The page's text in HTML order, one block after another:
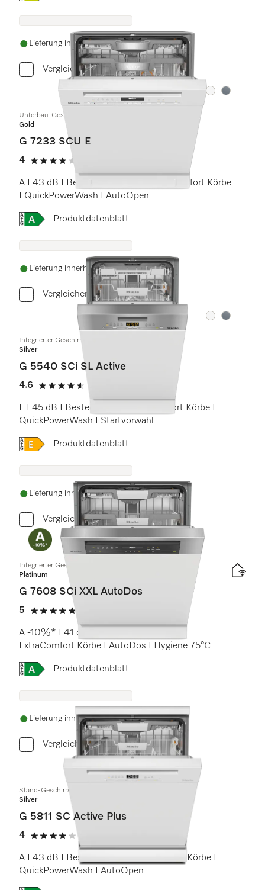
Lieferung innerhalb von 5-7 Werktagen
Vergleichen
Farbe:Farbe:
Unterbau-Geschirrspüler
Gold
G 7233 SCU E
4
4 von 5 Sternen
A I 43 dB I Besteckschublade I MaxiComfort Körbe
I QuickPowerWash I AutoOpen
Onlinelabel Image, Energielabel
Produktdatenblatt
Lieferung innerhalb von 5-7 Werktagen
Vergleichen
Farbe:Farbe:
Integrierter Geschirrspüler 45cm
Silver
G 5540 SCi SL Active
4.6
4.6 von 5 Sternen
E I 45 dB I Besteckschublade I Comfort Körbe I
QuickPowerWash I Startvorwahl
Onlinelabel Image, Energielabel
Produktdatenblatt
Lieferung innerhalb von 5-7 Werktagen
Vergleichen
Integrierter Geschirrspüler XXL
Platinum
G 7608 SCi XXL AutoDos
5
5 von 5 Sternen
A -10%* I 41 dB I Besteckschublade I
ExtraComfort Körbe I AutoDos I Hygiene 75°C
Onlinelabel Image, Energielabel
Produktdatenblatt
Lieferung innerhalb von 5-7 Werktagen
Vergleichen
Stand-Geschirrspüler
Silver
G 5811 SC Active Plus
4
4 von 5 Sternen
A I 43 dB I Besteckschublade I Comfort Körbe I
QuickPowerWash I AutoOpen